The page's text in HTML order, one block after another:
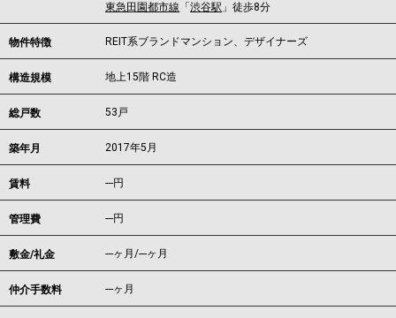
東急田園都市線 「渋谷駅 」徒歩8分
物件特徴 REIT系ブランドマンション、デザイナーズ
構造規模 地上15階 RC造
総戸数 53戸
築年月 2017年5月
賃料 ---円
管理費 ---円
敷金/礼金 ---ヶ月/---ヶ月
仲介手数料 ---ヶ月